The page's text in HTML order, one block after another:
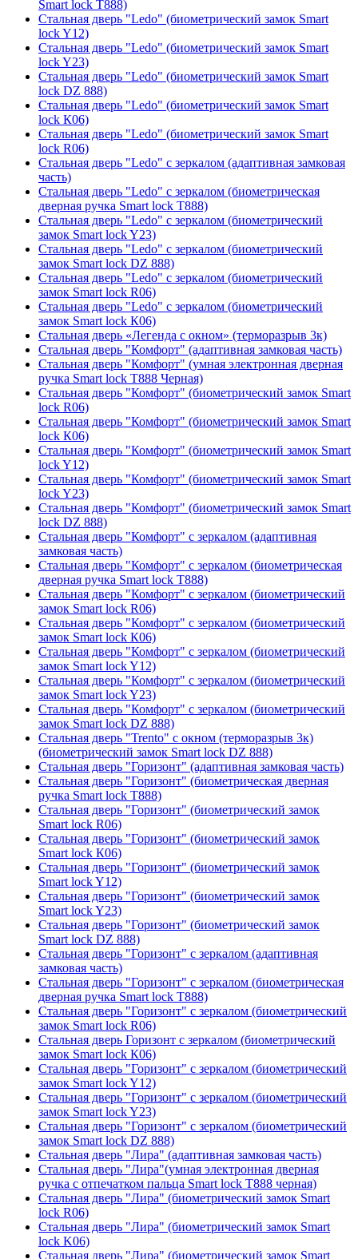
Smart lock T888)
Стальная дверь "Ledo" (биометрический замок Smart
lock Y12)
Стальная дверь "Ledo" (биометрический замок Smart
lock Y23)
Стальная дверь "Ledo" (биометрический замок Smart
lock DZ 888)
Стальная дверь "Ledo" (биометрический замок Smart
lock К06)
Стальная дверь "Ledo" (биометрический замок Smart
lock R06)
Стальная дверь "Ledo" с зеркалом (адаптивная замковая
часть)
Стальная дверь "Ledo" с зеркалом (биометрическая
дверная ручка Smart lock T888)
Стальная дверь "Ledo" с зеркалом (биометрический
замок Smart lock Y23)
Стальная дверь "Ledo" с зеркалом (биометрический
замок Smart lock DZ 888)
Стальная дверь "Ledo" с зеркалом (биометрический
замок Smart lock R06)
Стальная дверь "Ledo" с зеркалом (биометрический
замок Smart lock К06)
Стальная дверь «Легенда с окном» (терморазрыв 3к)
Стальная дверь "Комфорт" (адаптивная замковая часть)
Стальная дверь "Комфорт" (умная электронная дверная
ручка Smart lock T888 Черная)
Стальная дверь "Комфорт" (биометрический замок Smart
lock R06)
Стальная дверь "Комфорт" (биометрический замок Smart
lock К06)
Стальная дверь "Комфорт" (биометрический замок Smart
lock Y12)
Стальная дверь "Комфорт" (биометрический замок Smart
lock Y23)
Стальная дверь "Комфорт" (биометрический замок Smart
lock DZ 888)
Стальная дверь "Комфорт" с зеркалом (адаптивная
замковая часть)
Стальная дверь "Комфорт" с зеркалом (биометрическая
дверная ручка Smart lock T888)
Стальная дверь "Комфорт" с зеркалом (биометрический
замок Smart lock R06)
Стальная дверь "Комфорт" с зеркалом (биометрический
замок Smart lock К06)
Стальная дверь "Комфорт" с зеркалом (биометрический
замок Smart lock Y12)
Стальная дверь "Комфорт" с зеркалом (биометрический
замок Smart lock Y23)
Стальная дверь "Комфорт" с зеркалом (биометрический
замок Smart lock DZ 888)
Стальная дверь "Trento" с окном (терморазрыв 3к)
(биометрический замок Smart lock DZ 888)
Стальная дверь "Горизонт" (адаптивная замковая часть)
Стальная дверь "Горизонт" (биометрическая дверная
ручка Smart lock T888)
Стальная дверь "Горизонт" (биометрический замок
Smart lock R06)
Стальная дверь "Горизонт" (биометрический замок
Smart lock К06)
Стальная дверь "Горизонт" (биометрический замок
Smart lock Y12)
Стальная дверь "Горизонт" (биометрический замок
Smart lock Y23)
Стальная дверь "Горизонт" (биометрический замок
Smart lock DZ 888)
Стальная дверь "Горизонт" с зеркалом (адаптивная
замковая часть)
Стальная дверь "Горизонт" с зеркалом (биометрическая
дверная ручка Smart lock T888)
Стальная дверь "Горизонт" с зеркалом (биометрический
замок Smart lock R06)
Стальная дверь Горизонт с зеркалом (биометрический
замок Smart lock К06)
Стальная дверь "Горизонт" с зеркалом (биометрический
замок Smart lock Y12)
Стальная дверь "Горизонт" с зеркалом (биометрический
замок Smart lock Y23)
Стальная дверь "Горизонт" с зеркалом (биометрический
замок Smart lock DZ 888)
Стальная дверь "Лира" (адаптивная замковая часть)
Стальная дверь "Лира"(умная электронная дверная
ручка с отпечатком пальца Smart lock T888 черная)
Стальная дверь "Лира" (биометрический замок Smart
lock R06)
Стальная дверь "Лира" (биометрический замок Smart
lock K06)
Стальная дверь "Лира" (биометрический замок Smart